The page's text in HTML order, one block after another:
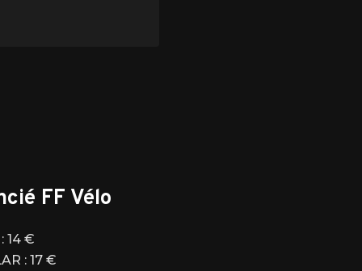
FF Vélo
14 €
: 17 €